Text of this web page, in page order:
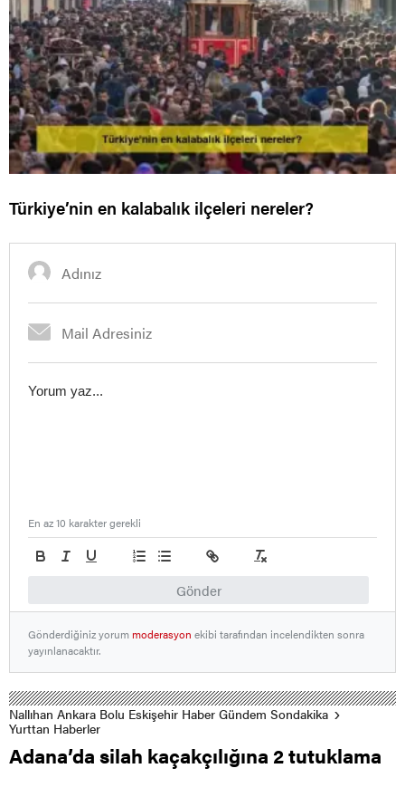
Türkiye’nin en kalabalık ilçeleri nereler?
Gönder
En az 10 karakter gerekli
Gönderdiğiniz yorummoderasyon ekibi tarafından incelendikten sonra
yayınlanacaktır.
Nallıhan Ankara Bolu Eskişehir Haber Gündem Sondakika
Yurttan Haberler
Adana’da silah kaçakçılığına 2 tutuklama